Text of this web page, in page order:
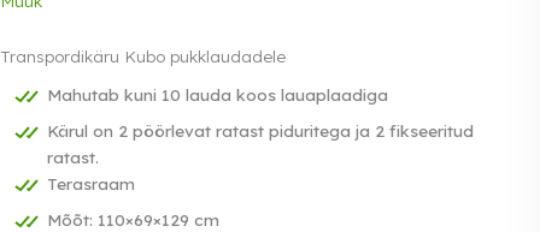
Transpordikäru Kubo pukklaudadele
Mahutab kuni 10 lauda koos lauaplaadiga
Kärul on 2 pöörlevat ratast piduritega ja 2 fikseeritud
ratast.
Terasraam
Mõõt: 110×69×129 cm